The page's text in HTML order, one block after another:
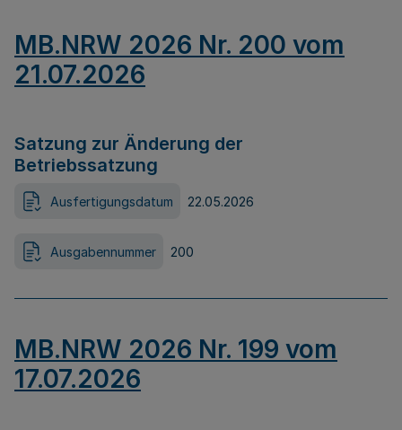
MB.NRW 2026 Nr. 200 vom
21.07.2026
Satzung zur Änderung der
Betriebssatzung
Ausfertigungsdatum 22.05.2026
Ausgabennummer 200
MB.NRW 2026 Nr. 199 vom
17.07.2026